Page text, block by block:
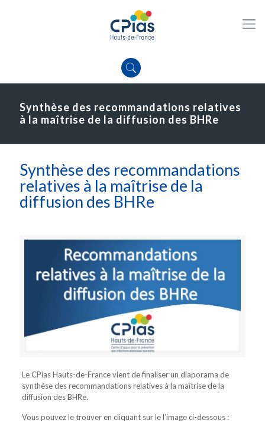
Synthèse des recommandations relatives
à la maîtrise de la diffusion des BHRe
Synthèse des recommandations
relatives à la maîtrise de la
diffusion des BHRe
Le CPias Hauts-de-France vient de finaliser un diaporama de
synthèse des recommandations relatives à la maîtrise de la
diffusion des BHRe.
Vous pouvez le trouver en cliquant sur le l’image ci-dessous :